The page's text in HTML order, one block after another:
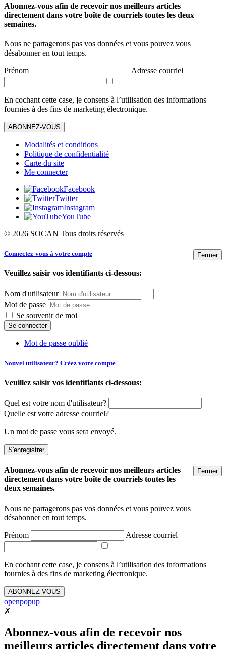
Abonnez-vous afin de recevoir nos meilleurs articles
directement dans votre boîte de courriels toutes les deux
semaines.
Nous ne partagerons pas vos données et vous pouvez vous
désabonner en tout temps.
Prénom Adresse courriel
En cochant cette case, je consens à l’utilisation des informations
fournies à des fins de marketing électronique.
ABONNEZ-VOUS
Modalités et conditions
Politique de confidentialité
Carte du site
Me connecter
Facebook
Twitter
Instagram
YouTube
© 2026 SOCAN Tous droits réservés
Fermer
Connectez-vous à votre compte
Veuillez saisir vos identifiants ci-dessous:
Nom d'utilisateur
Mot de passe
Se souvenir de moi
Mot de passe oublié
Nouvel utilisateur? Créez votre compte
Veuillez saisir vos identifiants ci-dessous:
Quel est votre nom d'utilisateur?
Quelle est votre adresse courriel?
Un mot de passe vous sera envoyé.
Fermer
Abonnez-vous afin de recevoir nos meilleurs articles
directement dans votre boîte de courriels toutes les
deux semaines.
Nous ne partagerons pas vos données et vous pouvez vous
désabonner en tout temps.
Prénom Adresse courriel
En cochant cette case, je consens à l’utilisation des informations
fournies à des fins de marketing électronique.
ABONNEZ-VOUS
openpopup
✗
Abonnez-vous afin de recevoir nos
meilleurs articles directement dans votre